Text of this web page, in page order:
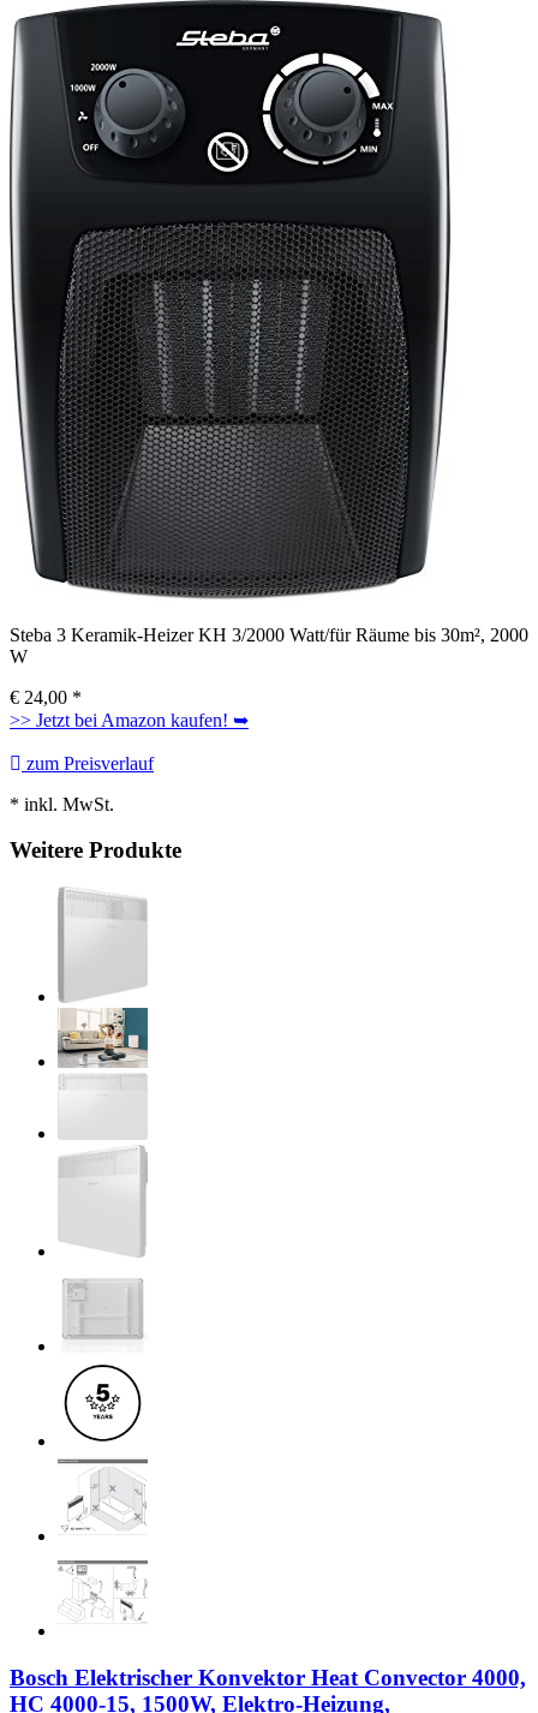
Steba 3 Keramik-Heizer KH 3/2000 Watt/für Räume bis 30m², 2000
W
€ 24,00 *
>> Jetzt bei Amazon kaufen! ➥
zum Preisverlauf
* inkl. MwSt.
Weitere Produkte
Bosch Elektrischer Konvektor Heat Convector 4000,
HC 4000-15, 1500W, Elektro-Heizung,